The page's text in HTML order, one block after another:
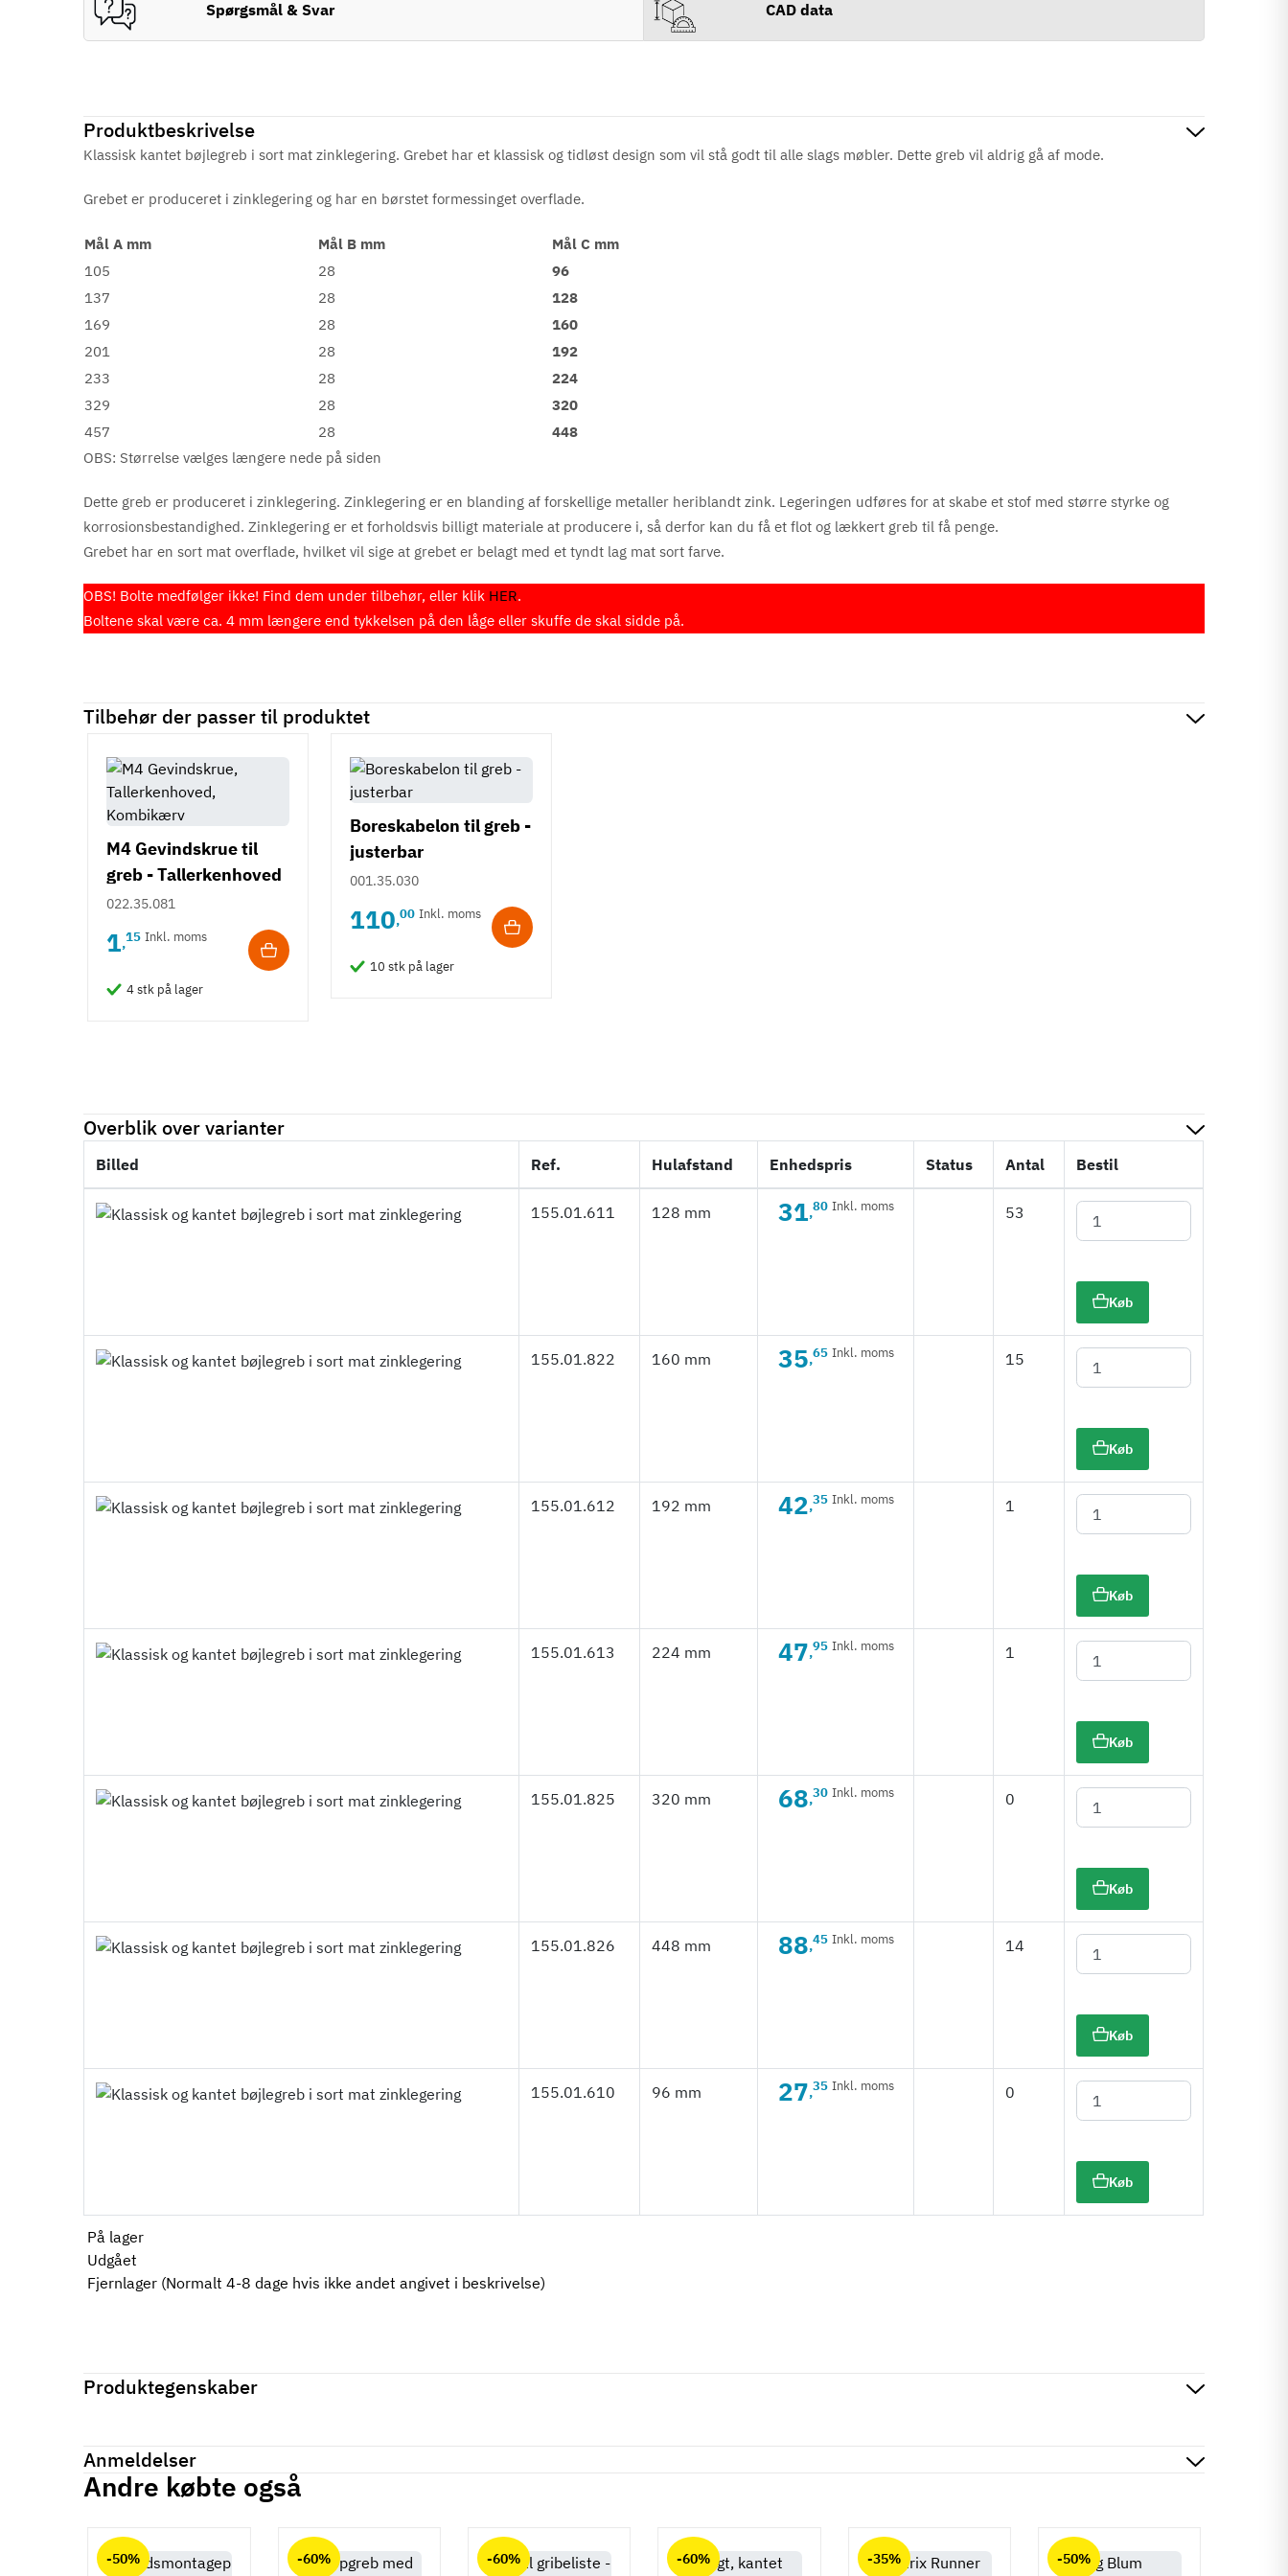
Produktbeskrivelse
Klassisk kantet bøjlegreb i sort mat zinklegering. Grebet har et klassisk og tidløst design som vil stå godt til alle slags møbler. Dette greb vil aldrig gå af mode.
Grebet er produceret i zinklegering og har en børstet formessinget overflade.
Mål A mm Mål B mm
Mål C mm
105
28
96
137
28
128
169
28
160
201
28
192
233
28
224
329
28
320
457
28
448
OBS: Størrelse vælges længere nede på siden
Dette greb er produceret i zinklegering. Zinklegering er en blanding af forskellige metaller heriblandt zink. Legeringen udføres for at skabe et stof med større styrke og
korrosionsbestandighed. Zinklegering er et forholdsvis billigt materiale at producere i, så derfor kan du få et flot og lækkert greb til få penge.
Grebet har en sort mat overflade, hvilket vil sige at grebet er belagt med et tyndt lag mat sort farve.
OBS! Bolte medfølger ikke! Find dem under tilbehør, eller klik HER.
Boltene skal være ca. 4 mm længere end tykkelsen på den låge eller skuffe de skal sidde på.
Tilbehør der passer til produktet
M4 Gevindskrue til
greb - Tallerkenhoved
- Krydskærv
022.35.081
1,15 Inkl. moms
4 stk på lager
Boreskabelon til greb -
justerbar
001.35.030
110,00 Inkl. moms
10 stk på lager
Overblik over varianter
Billed Ref. Hulafstand Enhedspris Status Antal Bestil
155.01.611 128 mm 31,80 Inkl. moms 53
Køb
155.01.822 160 mm 35,65 Inkl. moms 15
Køb
155.01.612 192 mm 42,35 Inkl. moms 1
Køb
155.01.613 224 mm 47,95 Inkl. moms 1
Køb
155.01.825 320 mm 68,30 Inkl. moms 0
Køb
155.01.826 448 mm 88,45 Inkl. moms 14
Køb
155.01.610 96 mm 27,35 Inkl. moms 0
Køb
På lager
Udgået
Fjernlager (Normalt 4-8 dage hvis ikke andet angivet i beskrivelse)
Produktegenskaber
På lager -4 Varer
Produktinformation
Materiale
Zinklegering
Anmeldelser
Spørgsmål & Svar CAD data
Andre købte også
-50% -60% -60% -60% -35% -50%